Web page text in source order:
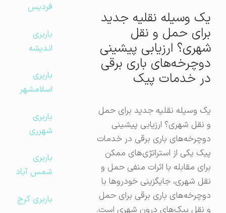
یک وسیله نقلیه جدید
برای حمل و نقل
شهری؟ ارزیابی پیشینی
دوچرخه‌های باری برقی
در خدمات پیک
یک وسیله نقلیه جدید برای حمل
و نقل شهری؟ ارزیابی پیشینی
دوچرخه‌های باری برقی در خدمات
پیک یکی از استراتژی‌های ممکن
برای مقابله با اثرات منفی حمل و
نقل شهری، جایگزینی خودروها با
دوچرخه‌های باری برقی برای حمل
و نقل پیک‌های درون شهری است.
فردیس
باربری
اندیشه
باربری
اسلامشهر
باربری
شهرری
باربری
شمس آباد
باربری کرج